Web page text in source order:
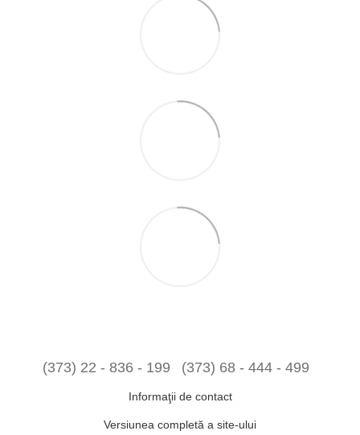
(373) 22 - 836 - 199 (373) 68 - 444 - 499
Informaţii de contact
Versiunea completă a site-ului